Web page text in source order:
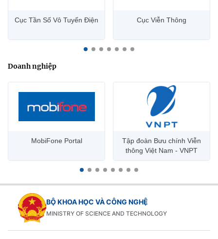
Cục Tần Số Vô Tuyến Điện Cục Viễn Thông
Doanh nghiệp
MobiFone Portal
Tập đoàn Bưu chính Viễn
thông Việt Nam - VNPT
BỘ KHOA HỌC VÀ CÔNG NGHỆ
MINISTRY OF SCIENCE AND TECHNOLOGY